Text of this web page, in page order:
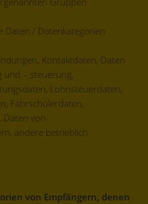
Daten / Datenkategorien
Kontaktdaten, Daten
und – steuerung,
Lohnsteuerdaten,
Fahrschülerdaten,
Daten von
andere betrieblich
von Empfängern, denen